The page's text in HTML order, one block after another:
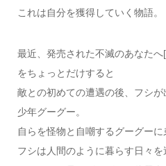
これは自分を獲得していく物語。
最近、発売された不滅のあなた
をちょっとだけすると
敵との初めての遭遇の後、フシ
少年グーグー。
自らを怪物と自嘲するグーグーに
フシは人間のように暮らす日々を